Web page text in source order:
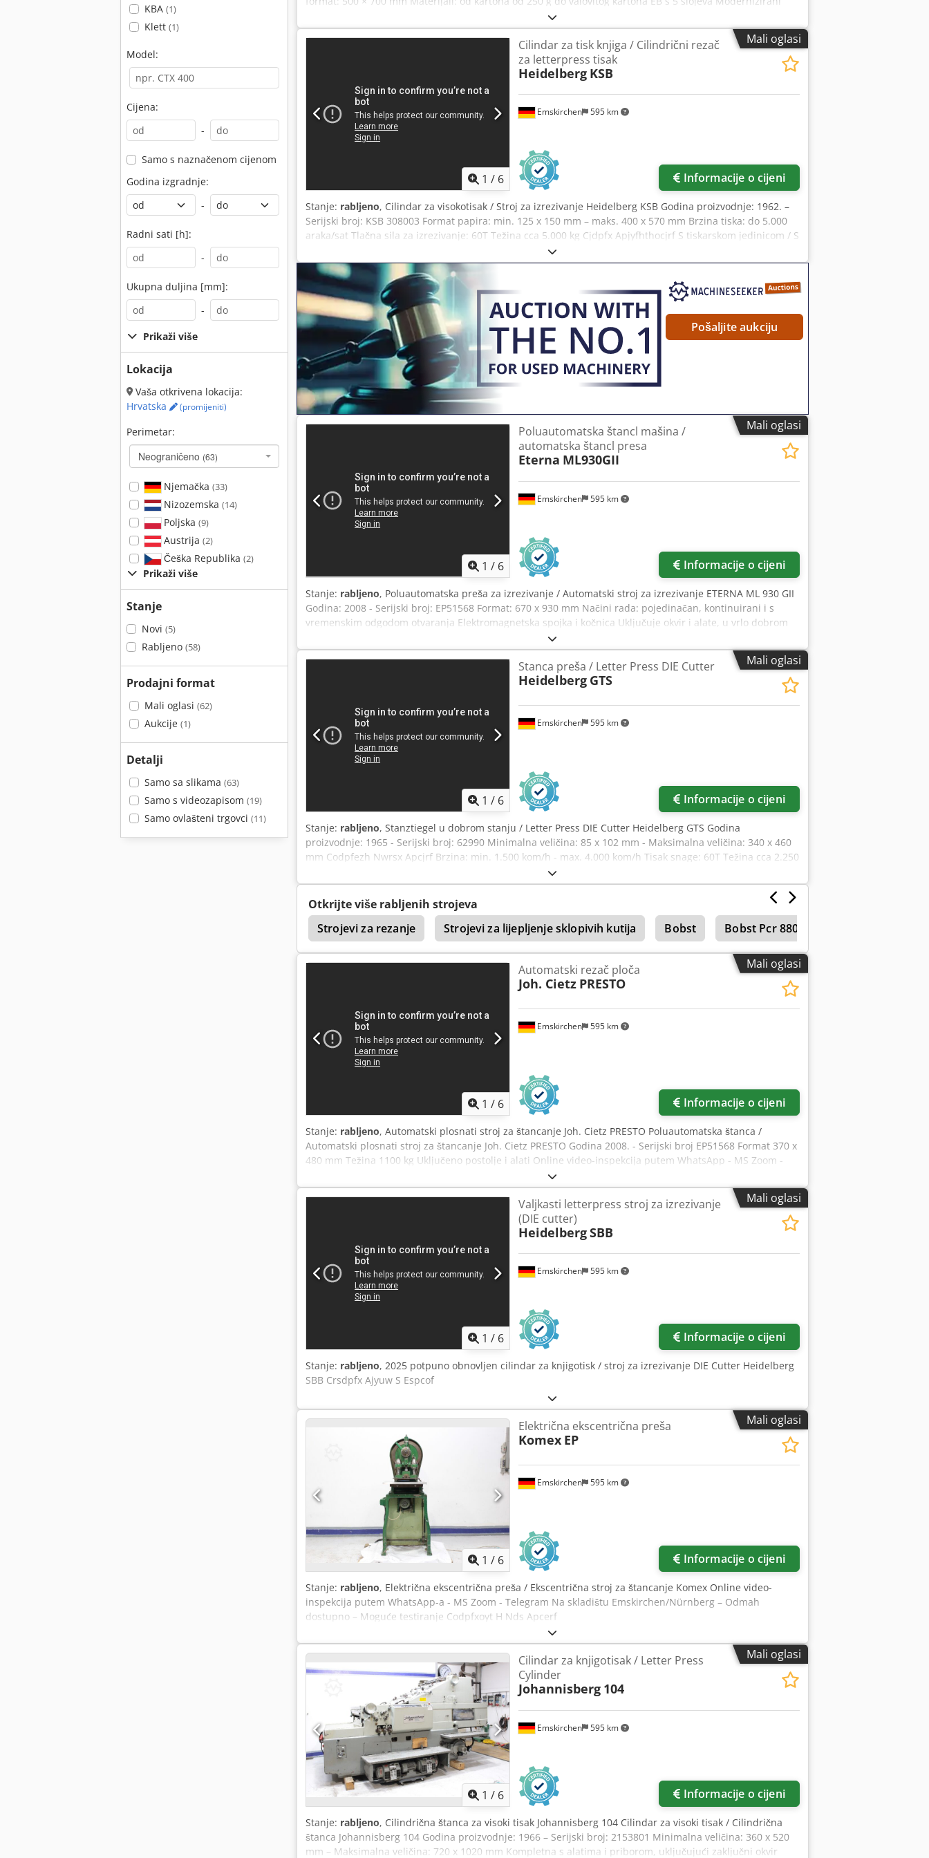
KBA (1)
Klett (1)
Model:
Cijena:
-
Samo s naznačenom cijenom
Godina izgradnje:
-
Radni sati [h]:
-
Ukupna duljina [mm]:
-
Prikaži više
Lokacija
Vaša otkrivena lokacija:
Hrvatska
(promijeniti)
Perimetar:
Neograničeno (63)
Njemačka (33)
Nizozemska (14)
Poljska (9)
Austrija (2)
Češka Republika (2)
Prikaži više
Stanje
Novi (5)
Rabljeno (58)
Prodajni format
Mali oglasi (62)
Aukcije (1)
Detalji
Samo sa slikama (63)
Samo s videozapisom (19)
Samo ovlašteni trgovci (11)
sustav za praćenje listova – PLC upravljač. Credjzrp Tnepfx Apcsf Inspekcijska kamera iznad sekcije za
čišćenje Jedinica za izbijanje – nije u uporabi Maksimalna brzina: 4.000 listova/sat
Mali oglasi
1 / 6
Emskirchen 595 km
Cilindar za tisk knjiga / Cilindrični rezač
za letterpress tisak
Heidelberg KSB
Informacije o cijeni
Stanje: rabljeno, Cilindar za visokotisak / Stroj za izrezivanje Heidelberg KSB Godina proizvodnje: 1962. –
Serijski broj: KSB 308003 Format papira: min. 125 x 150 mm – maks. 400 x 570 mm Brzina tiska: do 5.000
araka/sat Tlačna sila za izrezivanje: 60T Težina cca 5.000 kg Cjdpfx Apjyfhthocjrf S tiskarskom jedinicom / S
tintarnikom Kompletan s alatima i priborom uključujući okvir za zatvaranje Online video-inspekcija putem
WhatsAppa – MS Zoom – Telegram Na skladištu Emskirchen/Nürnberg – Dostupno odmah – Moguće
testiranje
Pošaljite aukciju
Mali oglasi
1 / 6
Emskirchen 595 km
Poluautomatska štancl mašina /
automatska štancl presa
Eterna ML930GII
Informacije o cijeni
Stanje: rabljeno, Poluautomatska preša za izrezivanje / Automatski stroj za izrezivanje ETERNA ML 930 GII
Godina: 2008 - Serijski broj: EP51568 Format: 670 x 930 mm Načini rada: pojedinačan, kontinuirani i s
vremenskim odgodom otvaranja Elektromagnetska spojka i kočnica Uključuje okvir i alate, u vrlo dobrom
stanju Sigurnosni pokrov Težina: 3800 kg - Napajanje: 380 V Codpfsx U Adnox Apcorf Online video-
inspekcija putem WhatsAppa - MS Zoom - Telegram Na skladištu u Emskirchen/Nürnberg – Dostupno
Mali oglasi
1 / 6
Emskirchen 595 km
Stanca preša / Letter Press DIE Cutter
Heidelberg GTS
Informacije o cijeni
Stanje: rabljeno, Stanztiegel u dobrom stanju / Letter Press DIE Cutter Heidelberg GTS Godina
proizvodnje: 1965 - Serijski broj: 62990 Minimalna veličina: 85 x 102 mm - Maksimalna veličina: 340 x 460
mm Codpfezh Nwrsx Apcjrf Brzina: min. 1.500 kom/h - max. 4.000 kom/h Tisak snage: 60T Težina cca 2.250
kg Kompletno s alatom i priborom, uključujući okvir Online video-inspekcija putem WhatsApp-a, MS Zoom-
a, Telegrama Na skladištu Emskirchen/Nürnberg - odmah dostupno - mogućnost testiranja
Otkrijte više rabljenih strojeva
Strojevi za rezanje
Strojevi za lijepljenje sklopivih kutija Bobst Bobst Pcr 880
Mali oglasi
1 / 6
Emskirchen 595 km
Automatski rezač ploča
Joh. Cietz PRESTO
Informacije o cijeni
Stanje: rabljeno, Automatski plosnati stroj za štancanje Joh. Cietz PRESTO Poluautomatska štanca /
Automatski plosnati stroj za štancanje Joh. Cietz PRESTO Godina 2008. - Serijski broj EP51568 Format 370 x
480 mm Težina 1100 kg Uključeno postolje i alati Online video-inspekcija putem WhatsApp - MS Zoom -
Telegram Na skladištu u Emskirchenu/Nürnbergu - Odmah dostupan - Moguć test Csdpoylqd Ajfx Apcsrf
Mali oglasi
1 / 6
Emskirchen 595 km
Valjkasti letterpress stroj za izrezivanje
(DIE cutter)
HeidelbergSBB
Informacije o cijeni
Stanje: rabljeno, 2025 potpuno obnovljen cilindar za knjigotisk / stroj za izrezivanje DIE Cutter Heidelberg
SBB Crsdpfx Ajyuw S Espcof
Mali oglasi
1 / 6
Emskirchen 595 km
Električna ekscentrična preša
Komex EP
Informacije o cijeni
Stanje: rabljeno, Električna ekscentrična preša / Ekscentrična stroj za štancanje Komex Online video-
inspekcija putem WhatsApp-a - MS Zoom - Telegram Na skladištu Emskirchen/Nürnberg – Odmah
dostupno – Moguće testiranje Codpfxoyt H Nds Apcerf
Mali oglasi
1 / 6
Emskirchen 595 km
Cilindar za knjigotisak / Letter Press
Cylinder
Johannisberg 104
Informacije o cijeni
Stanje: rabljeno, Cilindrična štanca za visoki tisak Johannisberg 104 Cilindar za visoki tisak / Cilindrična
štanca Johannisberg 104 Godina proizvodnje: 1966 – Serijski broj: 2153801 Minimalna veličina: 360 x 520
mm – Maksimalna veličina: 720 x 1020 mm Kompletna s alatima i priborom, uključujući zaključni okvir